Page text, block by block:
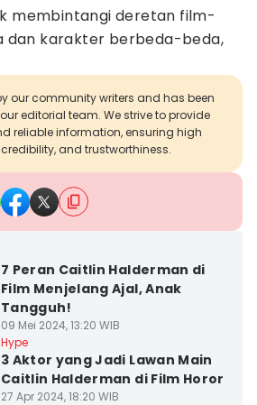
membintangi deretan film-
dan karakter berbeda-beda,
our community writers and has been
editorial team. We strive to provide
reliable information, ensuring high
and trustworthiness.
7 Peran Caitlin Halderman di
Film Menjelang Ajal, Anak
Tangguh!
09 Mei 2024, 13:20 WIB
Hype
3 Aktor yang Jadi Lawan Main
Caitlin Halderman di Film Horor
27 Apr 2024, 18:20 WIB